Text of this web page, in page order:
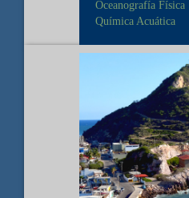
Oceanografía Física
Química Acuática